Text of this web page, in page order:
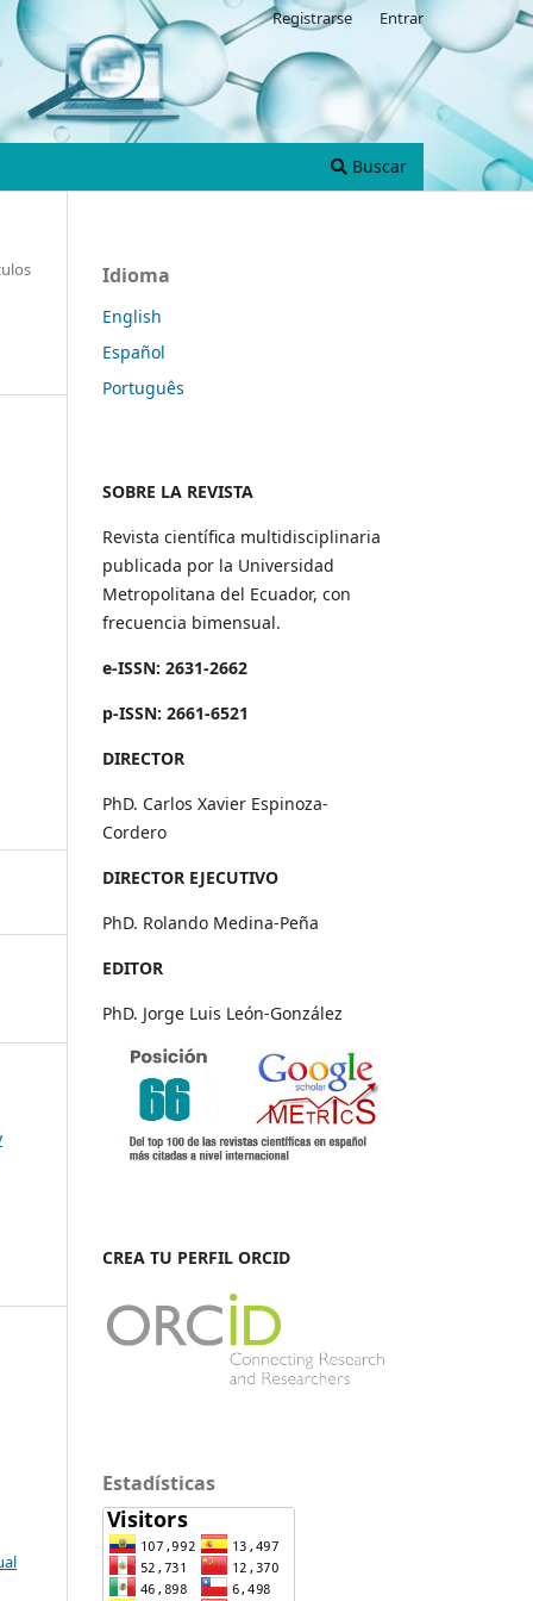
Buscar
Registrarse Entrar
Idioma
English
Español
Português
SOBRE LA REVISTA
Revista científica multidisciplinaria
publicada por la Universidad
Metropolitana del Ecuador, con
frecuencia bimensual.
e-ISSN: 2631-2662
p-ISSN: 2661-6521
DIRECTOR
PhD. Carlos Xavier Espinoza-
Cordero
DIRECTOR EJECUTIVO
PhD. Rolando Medina-Peña
EDITOR
PhD. Jorge Luis León-González
CREA TU PERFIL ORCID
Estadísticas